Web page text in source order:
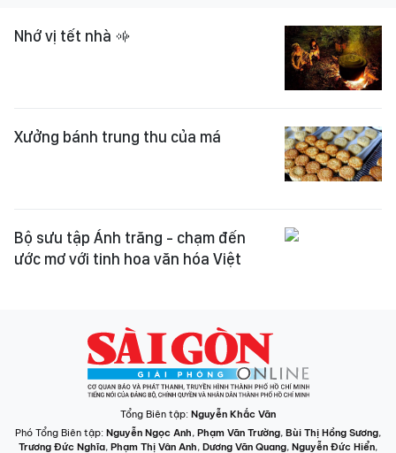
Nhớ vị tết nhà
Xưởng bánh trung thu của má
Bộ sưu tập Ánh trăng - chạm đến
ước mơ với tinh hoa văn hóa Việt
Tổng Biên tập: Nguyễn Khắc Văn
Phó Tổng Biên tập: Nguyễn Ngọc Anh, Phạm Văn Trường, Bùi Thị Hồng Sương,
Trương Đức Nghĩa, Phạm Thị Vân Anh, Dương Văn Quang, Nguyễn Đức Hiển,